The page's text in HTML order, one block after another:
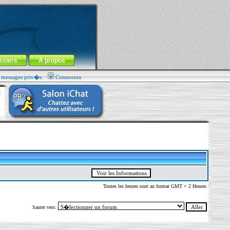
À propos
priv�s Connexion
Toutes les heures sont au format GMT + 2 Heures
Sauter vers: